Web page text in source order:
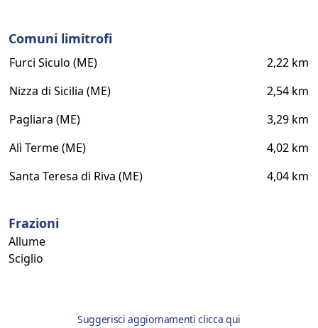
Comuni limitrofi
Furci Siculo (ME)
2,22 km
Nizza di Sicilia (ME)
2,54 km
Pagliara (ME)
3,29 km
Alì Terme (ME)
4,02 km
Santa Teresa di Riva (ME)
4,04 km
Frazioni
Allume
Sciglio
Suggerisci aggiornamenti clicca qui